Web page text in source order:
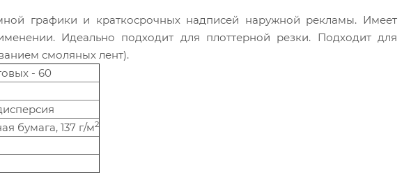
графики и краткосрочных надписей наружной рекламы. Имеет
Идеально подходит для плоттерной резки. Подходит для
смоляных лент).
- 60
бумага, 137 г/м2